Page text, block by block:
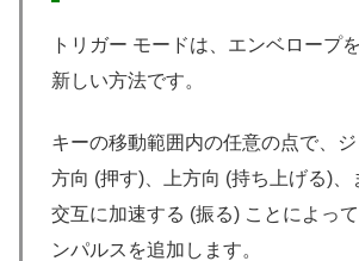
トリガー モードは、エンベロープ
新しい方法です。
キーの移動範囲内の任意の点で、
方向 (押す)、上方向 (持ち上げる)、
交互に加速する (振る) ことによっ
ンパルスを追加します。